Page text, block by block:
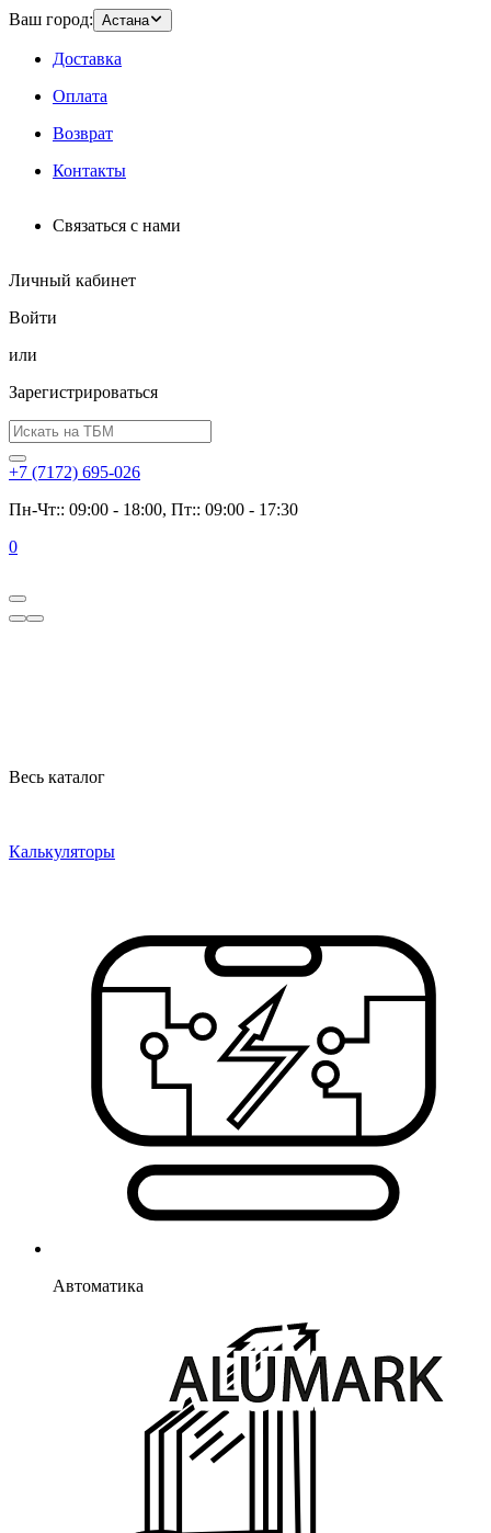
Ваш город: Астана
Доставка
Оплата
Возврат
Контакты
Связаться с нами
Личный кабинет
Войти
или
Зарегистрироваться
+7 (7172) 695-026
Пн-Чт:: 09:00 - 18:00, Пт:: 09:00 - 17:30
0
Весь каталог
Калькуляторы
Автоматика